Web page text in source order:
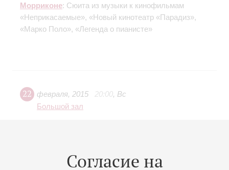
Согласие на
Морриконе: Сюита из музыки к кинофильмам
«Неприкасаемые», «Новый кинотеатр «Парадиз»,
«Марко Поло», «Легенда о пианисте»
22 февраля, 2015 20:00, Вс
Большой зал
«Неприкасаемые», «Легенда о